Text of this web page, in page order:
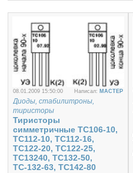
08.01.2009 15:50:00 Написал: MACTEP
Диоды, стабилитроны,
тиристоры
Тиристоры
симметричные ТС106-10,
ТС112-10, ТС112-16,
ТС122-20, ТС122-25,
ТС13240, ТС132-50,
ТС-132-63, ТС142-80